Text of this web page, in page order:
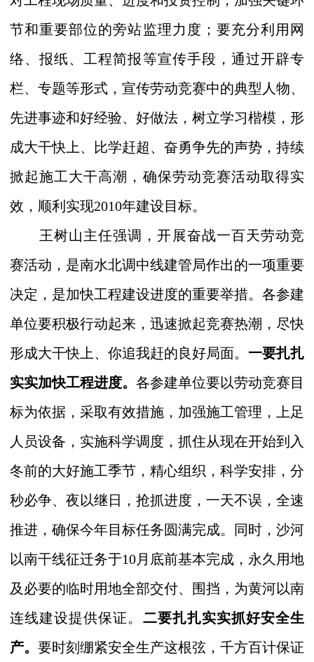
节和重要部位的旁站监理力度；要充分利用网
络、报纸、工程简报等宣传手段，通过开辟专
栏、专题等形式，宣传劳动竞赛中的典型人物、
先进事迹和好经验、好做法，树立学习楷模，形
成大干快上、比学赶超、奋勇争先的声势，持续
掀起施工大干高潮，确保劳动竞赛活动取得实
效，顺利实现2010年建设目标。
王树山主任强调，开展奋战一百天劳动竞
赛活动，是南水北调中线建管局作出的一项重要
决定，是加快工程建设进度的重要举措。各参建
单位要积极行动起来，迅速掀起竞赛热潮，尽快
形成大干快上、你追我赶的良好局面。 一要扎扎
实实加快工程进度。各参建单位要以劳动竞赛目
标为依据，采取有效措施，加强施工管理，上足
人员设备，实施科学调度，抓住从现在开始到入
冬前的大好施工季节，精心组织，科学安排，分
秒必争、夜以继日，抢抓进度，一天不误，全速
推进，确保今年目标任务圆满完成。同时，沙河
以南干线征迁务于10月底前基本完成，永久用地
及必要的临时用地全部交付、围挡，为黄河以南
连线建设提供保证。 二要扎扎实实抓好安全生
产。要时刻绷紧安全生产这根弦，千方百计保证